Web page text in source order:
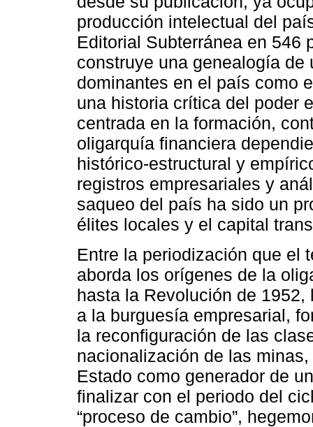
producción intelectual del
Editorial Subterránea en 546
construye una genealogía
dominantes en el país como
una historia crítica del poder
centrada en la formación,
oligarquía financiera
histórico-estructural y
registros empresariales y
saqueo del país ha sido un
élites locales y el capital
Entre la periodización que el
aborda los orígenes de la
hasta la Revolución de 1952,
a la burguesía empresarial,
la reconfiguración de las
nacionalización de las
Estado como generador de
finalizar con el periodo del
“proceso de cambio”,